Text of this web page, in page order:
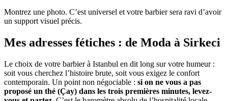
Montrez une photo. C’est universel et votre barbier sera ravi d’avoir
un support visuel précis.
Mes adresses fétiches : de Moda à Sirkeci
Le choix de votre barbier à Istanbul en dit long sur votre humeur :
soit vous cherchez l’histoire brute, soit vous exigez le confort
contemporain. Un point non négociable : si on ne vous a pas
proposé un thé (Çay) dans les trois premières minutes, levez-